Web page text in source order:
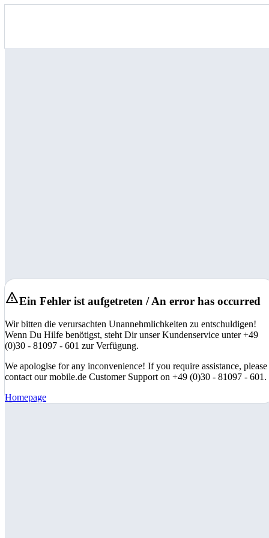
Ein Fehler ist aufgetreten / An error has occurred
Wir bitten die verursachten Unannehmlichkeiten zu entschuldigen!
Wenn Du Hilfe benötigst, steht Dir unser Kundenservice unter +49
(0)30 - 81097 - 601 zur Verfügung.
We apologise for any inconvenience! If you require assistance, please
contact our mobile.de Customer Support on +49 (0)30 - 81097 - 601.
Homepage